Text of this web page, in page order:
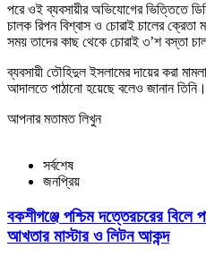
পরে ওই ব্যবসায়ীর অভিযোগের ভিত্তিতে
চালক রিপন বিশ্বাস ও চোরাই চালের
সময় তাদের কাছ থেকে চোরাই ৩’শ বস্তা
ব্যবসায়ী তৌহিদুল ইসলামের দায়ের করা
আদালতে পাঠানো হয়েছে বলেও জানান তিনি।
আপনার মতামত লিখুন
সর্বশেষ
জনপ্রিয়
বকশীগঞ্জে পশ্চিম দত্তেরচরের বিলে
আখতার মাস্টার ও লিটন আকন্দ